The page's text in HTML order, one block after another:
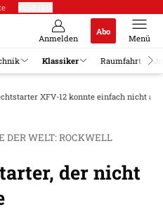
Anmelden
Abo
Menü
Klassiker Raumfahrt
XFV-12 konnte einfach nicht
DER WELT: ROCKWELL
der nicht